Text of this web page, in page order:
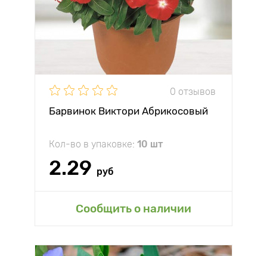
0 отзывов
Барвинок Виктори Абрикосовый
Кол-во в упаковке: 10 шт
2.29 руб
Сообщить о наличии